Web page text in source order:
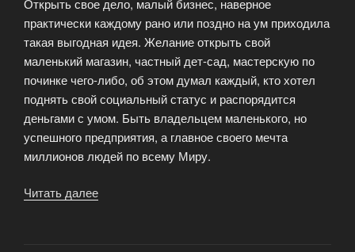
Открыть свое дело, малый бизнес, наверное
практически каждому рано или поздно на ум приходила
такая выгодная идея. Желание открыть свой
маленький магазин, частный дет-сад, мастерскую по
починке чего-либо, об этом думал каждый, кто хотел
поднять свой социальный статус и распорядится
деньгами с умом. Быть владельцем маленького, но
успешного предприятия, а главное своего мечта
миллионов людей по всему Миру.
Читать далее